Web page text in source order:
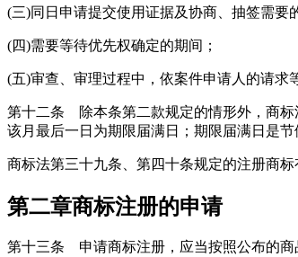
(三)同日申请提交使用证据及协商、抽签需要
(四)需要等待优先权确定的期间；
(五)审查、审理过程中，依案件申请人的请求
第十二条 除本条第二款规定的情形外，商标
该月最后一日为期限届满日；期限届满日是
商标法第三十九条、第四十条规定的注册商
第二章商标注册的申请
第十三条 申请商标注册，应当按照公布的商